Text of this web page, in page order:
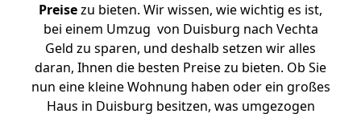
Preisezu bieten. Wir wissen, wie wichtig es ist,
bei einem Umzug von Duisburg nach Vechta
Geld zu sparen, und deshalb setzen wir alles
daran, Ihnen die besten Preise zu bieten. Ob Sie
nun eine kleine Wohnung haben oder ein großes
Haus in Duisburg besitzen, was umgezogen